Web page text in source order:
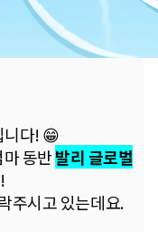
니다! 😁
마 동반발리 글로벌
!
주시고 있는데요.